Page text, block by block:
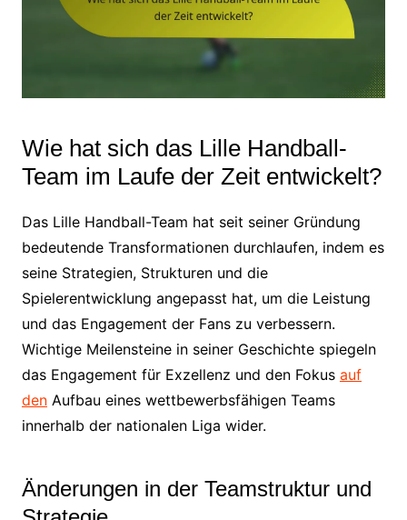
Wie hat sich das Lille Handball-
Team im Laufe der Zeit entwickelt?
Das Lille Handball-Team hat seit seiner Gründung
bedeutende Transformationen durchlaufen, indem es
seine Strategien, Strukturen und die
Spielerentwicklung angepasst hat, um die Leistung
und das Engagement der Fans zu verbessern.
Wichtige Meilensteine in seiner Geschichte spiegeln
das Engagement für Exzellenz und den Fokus auf
denAufbau eines wettbewerbsfähigen Teams
innerhalb der nationalen Liga wider.
Änderungen in der Teamstruktur und